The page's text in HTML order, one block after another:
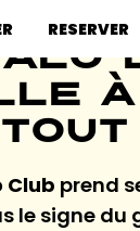
RESERVER
à
tout
Club prend
le signe